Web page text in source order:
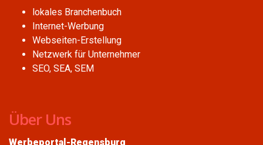
lokales Branchenbuch
Internet-Werbung
Webseiten-Erstellung
Netzwerk für Unternehmer
SEO, SEA, SEM
Über Uns
Werbeportal-Regensburg